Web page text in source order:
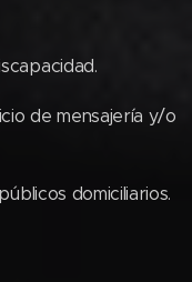
de mensajería y/o
domiciliarios.